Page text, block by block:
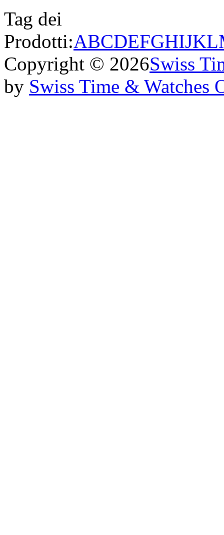
Tag dei
Prodotti:ABCDEFGHIJKL
Copyright © 2026Swiss
by Swiss Time & Watches